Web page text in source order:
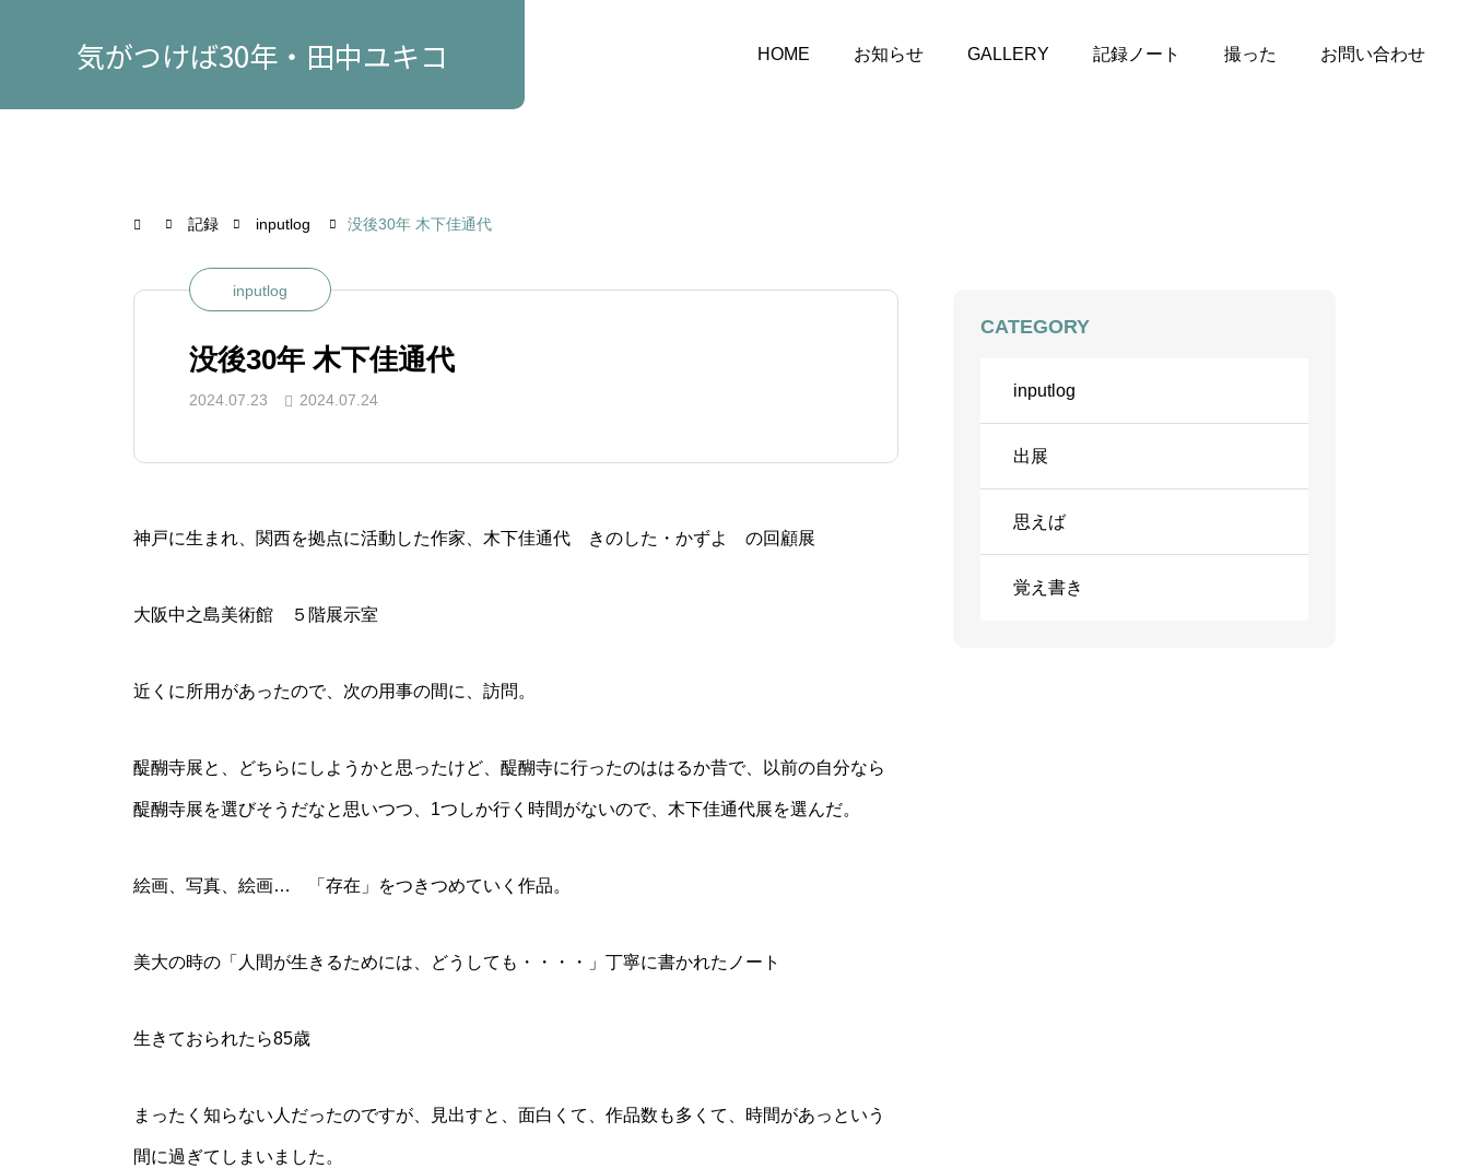
気がつけば30年・田中ユキコ HOME お知らせ GALLERY 記録ノート 撮った お問い合わせ
記録 inputlog 没後30年 木下佳通代
inputlog
没後30年 木下佳通代
2024.07.23 2024.07.24
神戸に生まれ、関西を拠点に活動した作家、木下佳通代 きのした・かずよ の回顧展
大阪中之島美術館 ５階展示室
近くに所用があったので、次の用事の間に、訪問。
醍醐寺展と、どちらにしようかと思ったけど、醍醐寺に行ったのははるか昔で、以前の自分なら
醍醐寺展を選びそうだなと思いつつ、1つしか行く時間がないので、木下佳通代展を選んだ。
絵画、写真、絵画… 「存在」をつきつめていく作品。
美大の時の「人間が生きるためには、どうしても・・・・」丁寧に書かれたノート
生きておられたら85歳
まったく知らない人だったのですが、見出すと、面白くて、作品数も多くて、時間があっという
間に過ぎてしまいました。
CATEGORY
inputlog
出展
思えば
覚え書き